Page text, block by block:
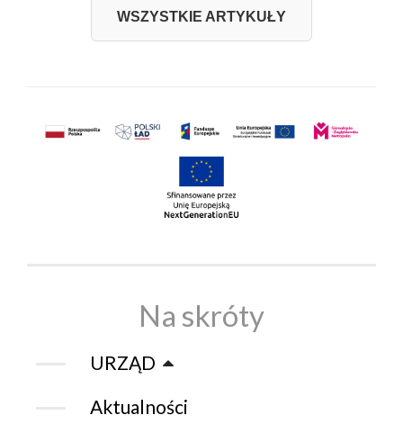
WSZYSTKIE ARTYKUŁY
Na skróty
URZĄD
Aktualności